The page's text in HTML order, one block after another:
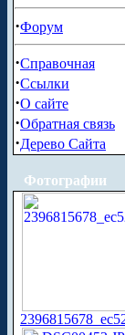
·Форум
·Справочная
·Ссылки
·О сайте
·Обратная связь
·Дерево Сайта
Фотографии